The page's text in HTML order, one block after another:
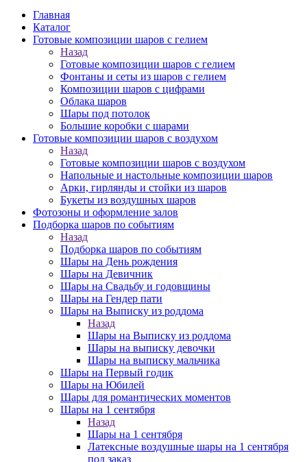
Главная
Каталог
Готовые композиции шаров с гелием
Назад
Готовые композиции шаров с гелием
Фонтаны и сеты из шаров с гелием
Композиции шаров с цифрами
Облака шаров
Шары под потолок
Большие коробки с шарами
Готовые композиции шаров с воздухом
Назад
Готовые композиции шаров с воздухом
Напольные и настольные композиции шаров
Арки, гирлянды и стойки из шаров
Букеты из воздушных шаров
Фотозоны и оформление залов
Подборка шаров по событиям
Назад
Подборка шаров по событиям
Шары на День рождения
Шары на Девичник
Шары на Свадьбу и годовщины
Шары на Гендер пати
Шары на Выписку из роддома
Назад
Шары на Выписку из роддома
Шары на выписку девочки
Шары на выписку мальчика
Шары на Первый годик
Шары на Юбилей
Шары для романтических моментов
Шары на 1 сентября
Назад
Шары на 1 сентября
Латексные воздушные шары на 1 сентября
под заказ